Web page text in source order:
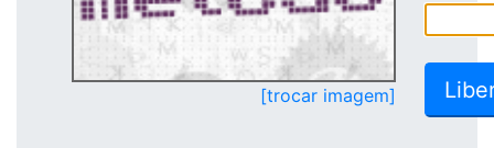
[trocar imagem]